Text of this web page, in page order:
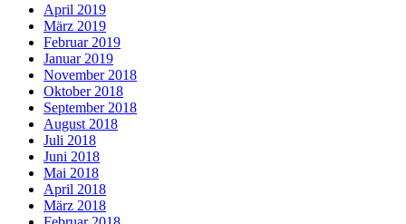
April 2019
März 2019
Februar 2019
Januar 2019
November 2018
Oktober 2018
September 2018
August 2018
Juli 2018
Juni 2018
Mai 2018
April 2018
März 2018